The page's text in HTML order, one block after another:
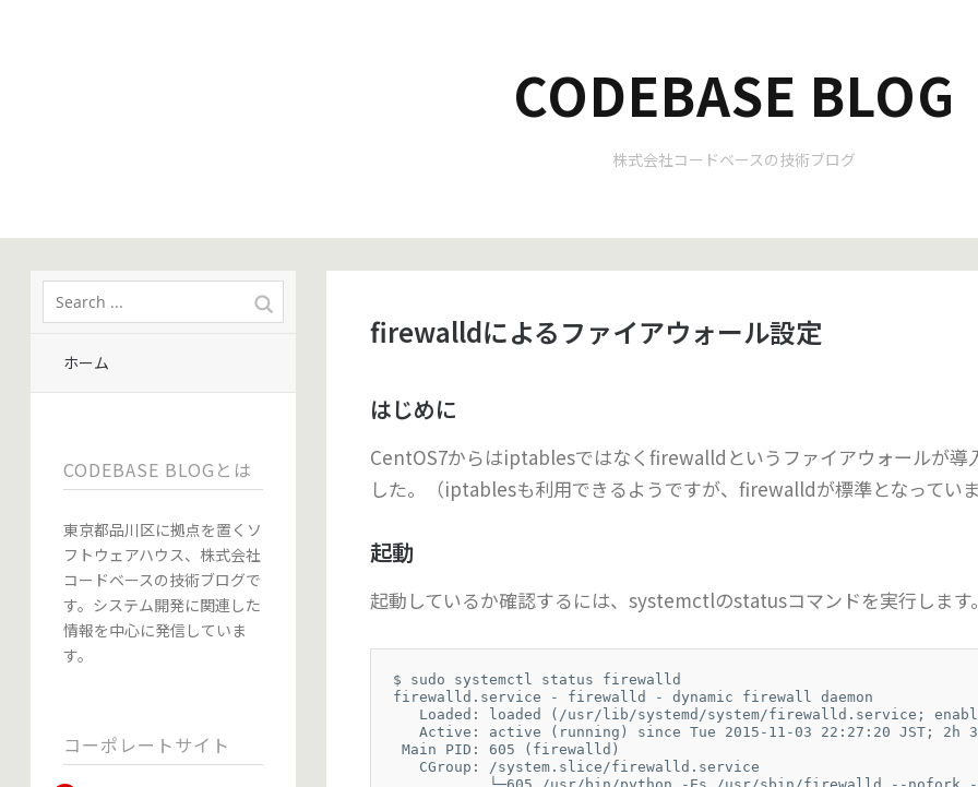
CODEBASE BLOG
株式会社コードベースの技術ブログ
ホーム
CODEBASE BLOGとは
東京都品川区に拠点を置くソ
フトウェアハウス、株式会社
コードベースの技術ブログで
す。システム開発に関連した
情報を中心に発信していま
す。
コーポレートサイト
firewalldによるファイアウォール設定
はじめに
CentOS7からはiptablesではなくfirewalldというファイアウォールが導
した。（iptablesも利用できるようですが、firewalldが標準となってい
起動
起動しているか確認するには、systemctlのstatusコマンドを実行します
$ sudo systemctl status firewalld
firewalld.service - firewalld - dynamic firewall daemon
Loaded: loaded (/usr/lib/systemd/system/firewalld.service;
Active: active (running) since Tue 2015-11-03 22:27:20 JST; 2h
Main PID: 605 (firewalld)
   CGroup: /system.slice/firewalld.service